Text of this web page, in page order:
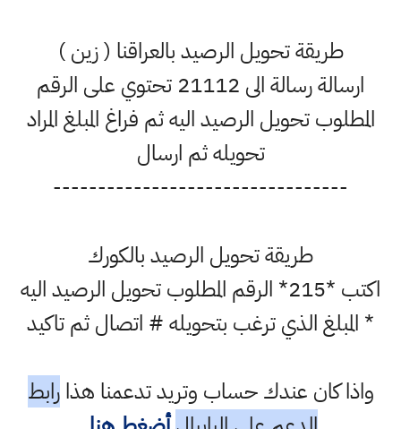
طريقة تحويل الرصيد بالعراقنا ( زين )
ارسالة رسالة الى 21112 تحتوي على الرقم
المطلوب تحويل الرصيد اليه ثم فراغ المبلغ المراد
تحويله ثم ارسال
---------------------------------
طريقة تحويل الرصيد بالكورك
اكتب *215* الرقم المطلوب تحويل الرصيد اليه
* المبلغ الذي ترغب بتحويله # اتصال ثم تاكيد
واذا كان عندك حساب وتريد تدعمنا هذارابط